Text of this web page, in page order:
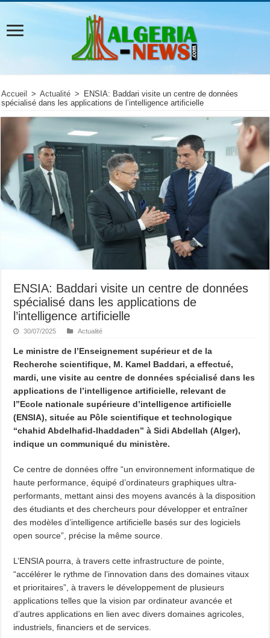
Accueil > Actualité >
ENSIA: Baddari visite un centre de données
spécialisé dans les applications de l’intelligence artificielle
ENSIA: Baddari visite un centre de données
spécialisé dans les applications de
l’intelligence artificielle
30/07/2025 Actualité
Le ministre de l’Enseignement supérieur et de la
Recherche scientifique, M. Kamel Baddari, a effectué,
mardi, une visite au centre de données spécialisé dans les
applications de l’intelligence artificielle, relevant de
l”Ecole nationale supérieure d’intelligence artificielle
(ENSIA), située au Pôle scientifique et technologique
“chahid Abdelhafid-Ihaddaden” à Sidi Abdellah (Alger),
indique un communiqué du ministère.
Ce centre de données offre “un environnement informatique de
haute performance, équipé d’ordinateurs graphiques ultra-
performants, mettant ainsi des moyens avancés à la disposition
des étudiants et des chercheurs pour développer et entraîner
des modèles d’intelligence artificielle basés sur des logiciels
open source”, précise la même source.
L’ENSIA pourra, à travers cette infrastructure de pointe,
“accélérer le rythme de l’innovation dans des domaines vitaux
et prioritaires”, à travers le développement de plusieurs
applications telles que la vision par ordinateur avancée et
d’autres applications en lien avec divers domaines agricoles,
industriels, financiers et de services.